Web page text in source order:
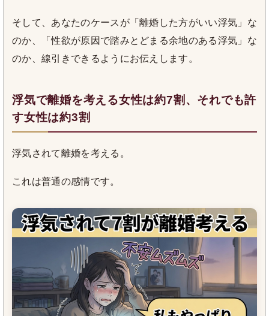
そして、あなたのケースが「離婚した方がいい浮気」な
のか、「性欲が原因で踏みとどまる余地のある浮気」な
のか、線引きできるようにお伝えします。
浮気で離婚を考える女性は約7割、それでも許
す女性は約3割
浮気されて離婚を考える。
これは普通の感情です。